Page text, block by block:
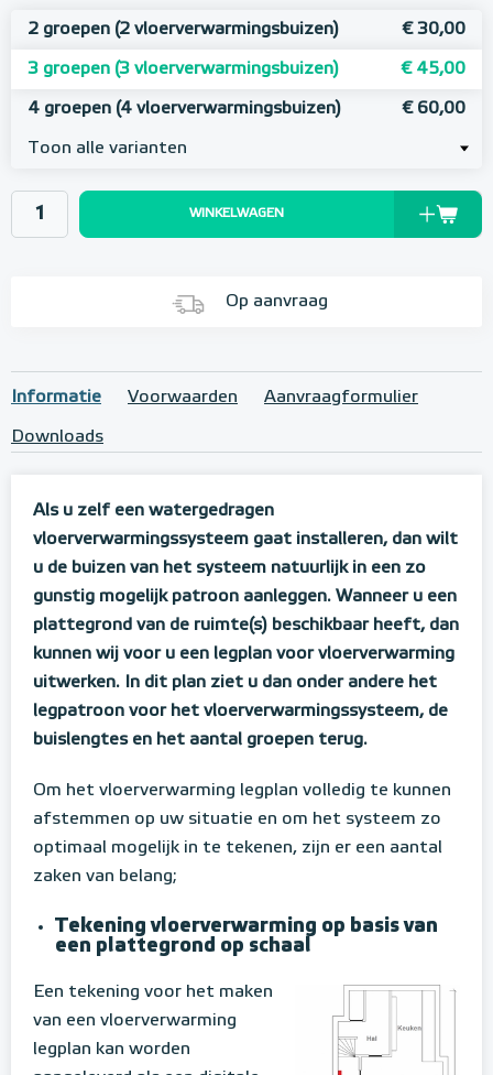
2 groepen (2 vloerverwarmingsbuizen) € 30,00
3 groepen (3 vloerverwarmingsbuizen) € 45,00
4 groepen (4 vloerverwarmingsbuizen) € 60,00
Toon alle varianten
WINKELWAGEN
Op aanvraag
Informatie Voorwaarden Aanvraagformulier
Downloads
Als u zelf een watergedragen
vloerverwarmingssysteem gaat installeren, dan wilt
u de buizen van het systeem natuurlijk in een zo
gunstig mogelijk patroon aanleggen. Wanneer u een
plattegrond van de ruimte(s) beschikbaar heeft, dan
kunnen wij voor u een legplan voor vloerverwarming
uitwerken. In dit plan ziet u dan onder andere het
legpatroon voor het vloerverwarmingssysteem, de
buislengtes en het aantal groepen terug.
Om het vloerverwarming legplan volledig te kunnen
afstemmen op uw situatie en om het systeem zo
optimaal mogelijk in te tekenen, zijn er een aantal
zaken van belang;
Tekening vloerverwarming op basis van
een plattegrond op schaal
Een tekening voor het maken
van een vloerverwarming
legplan kan worden